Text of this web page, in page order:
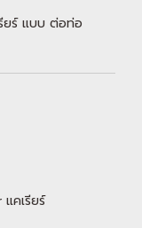
ยร์ แบบ ต่อท่อ
คเรียร์